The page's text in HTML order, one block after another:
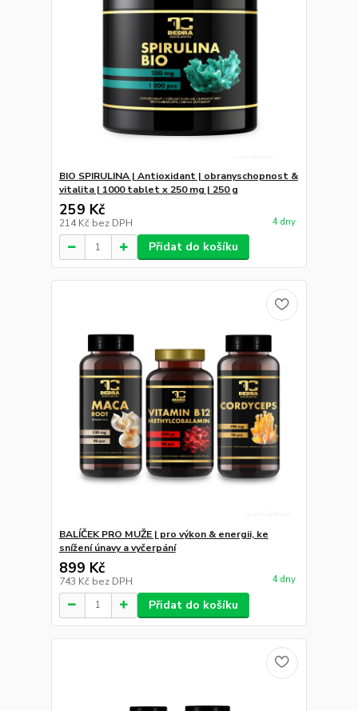
BIO SPIRULINA | Antioxidant | obranyschopnost &
vitalita | 1000 tablet x 250 mg | 250 g
259 Kč
214 Kč bez DPH 4 dny
Přidat do košíku
BALÍČEK PRO MUŽE | pro výkon & energii, ke
snížení únavy a vyčerpání
899 Kč
743 Kč bez DPH 4 dny
Přidat do košíku